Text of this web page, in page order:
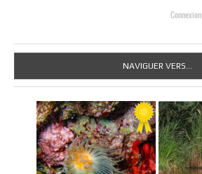
Connexion
NAVIGUER VERS...